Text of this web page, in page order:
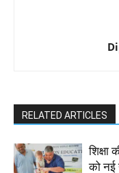
RELATED ARTICLES
शिक्षा
को नई